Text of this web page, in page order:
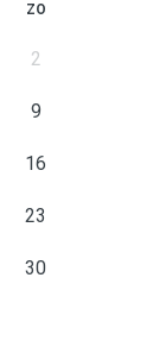
ZO
2
9
16
23
30